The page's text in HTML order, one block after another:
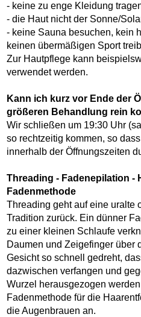
- keine zu enge Kleidung
- die Haut nicht der Sonne/
- keine Sauna besuchen, kein
keinen übermäßigen Sport
Zur Hautpflege kann
verwendet werden.
Kann ich kurz vor Ende der
größeren Behandlung rein
Wir schließen um 19:30 Uhr
so rechtzeitig kommen, so
innerhalb der Öffnungszeiten
Threading - Fadenepilation -
Fadenmethode
Threading geht auf eine uralte
Tradition zurück. Ein dünner
zu einer kleinen Schlaufe
Daumen und Zeigefinger über
Gesicht so schnell gedreht,
dazwischen verfangen und
Wurzel herausgezogen
Fadenmethode für die
die Augenbrauen an.